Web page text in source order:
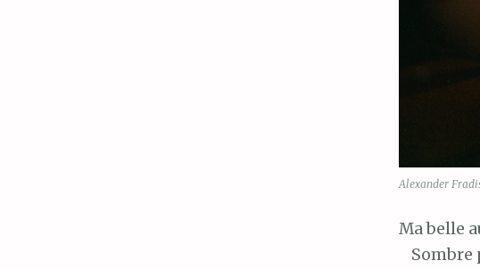
Alexander
Ma belle
Sombre